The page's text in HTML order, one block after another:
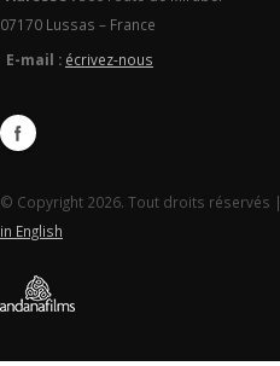
07170 Lussas – France
E-mail : écrivez-nous
© Copyright 2026. Tout droits réservés |
in English